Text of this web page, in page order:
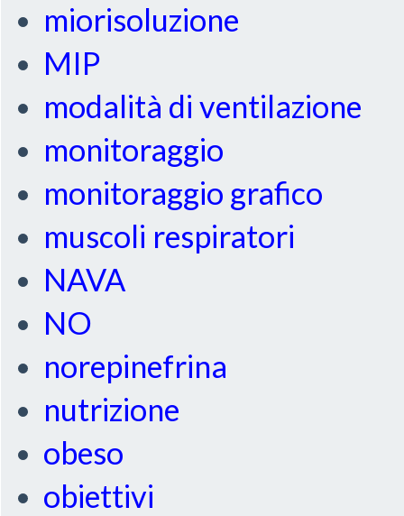
miorisoluzione
MIP
modalità di ventilazione
monitoraggio
monitoraggio grafico
muscoli respiratori
NAVA
NO
norepinefrina
nutrizione
obeso
obiettivi